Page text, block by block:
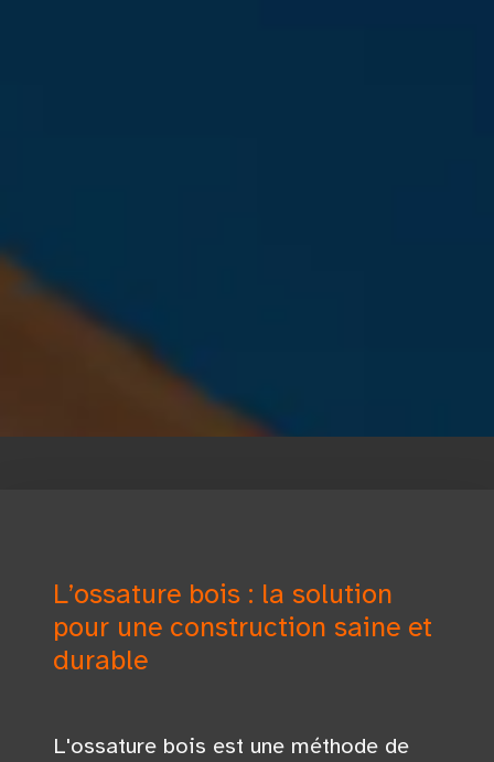
L’ossature bois : la solution
pour une construction saine et
durable
L'ossature bois est une méthode de